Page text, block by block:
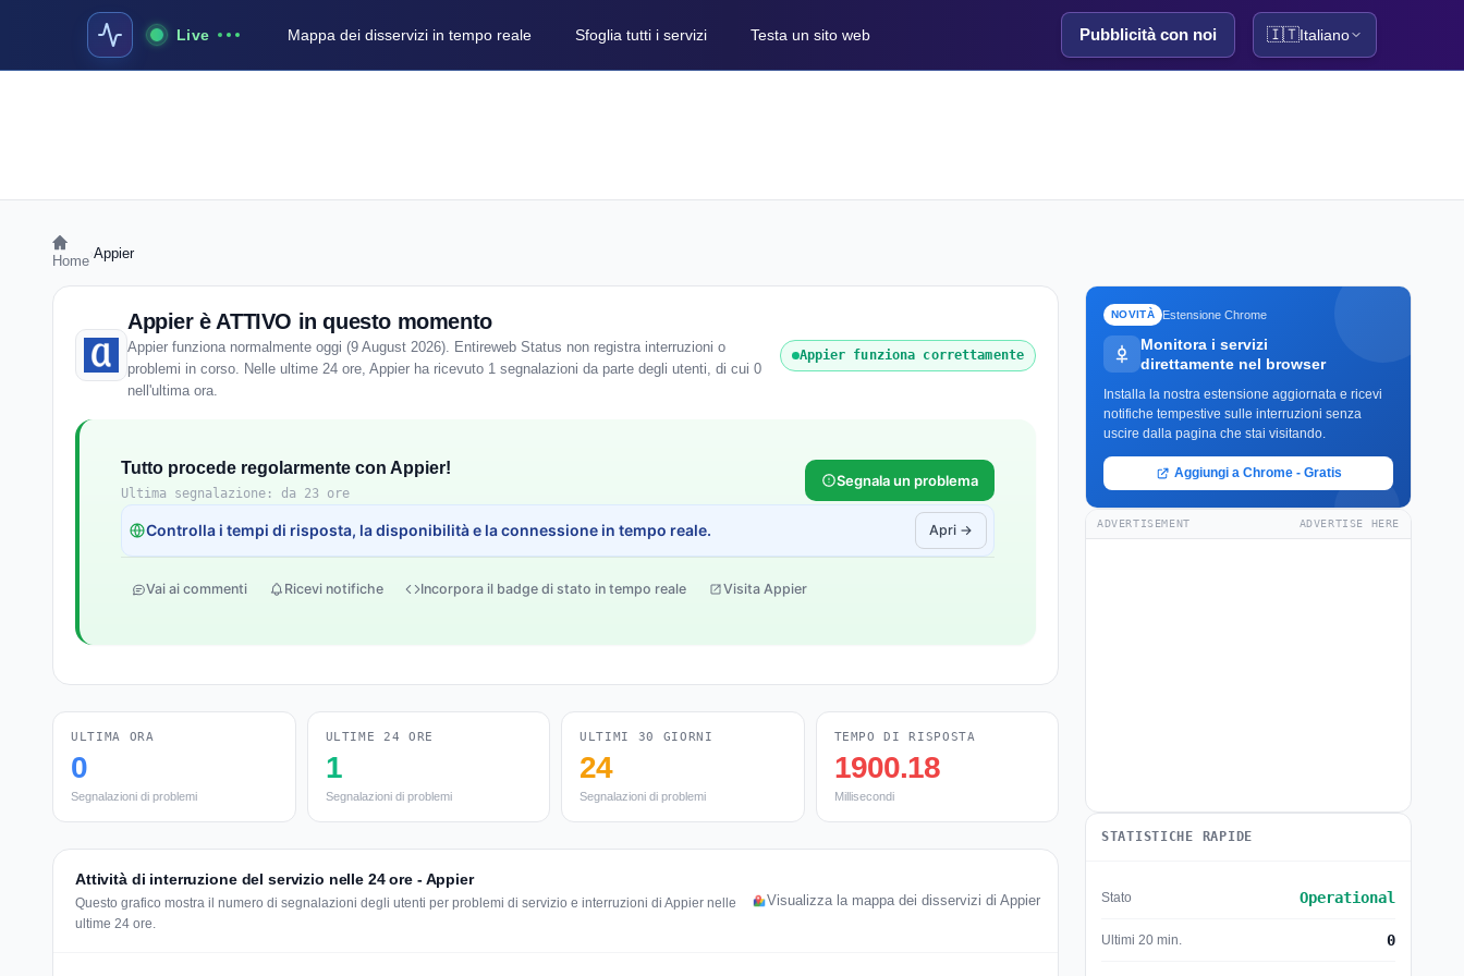
Live Mappa dei disservizi in tempo reale Sfoglia tutti i servizi Testa un sito web Pubblicità con noi 🇮🇹Italiano
Home Appier
Appier è ATTIVO in questo momento
Appier funziona normalmente oggi (9 August 2026). Entireweb Status non registra interruzioni o
problemi in corso. Nelle ultime 24 ore, Appier ha ricevuto 1 segnalazioni da parte degli utenti, di cui 0
nell'ultima ora.
Appier funziona correttamente
Tutto procede regolarmente con Appier!
Ultima segnalazione: da 23 ore
Segnala un problema
Controlla i tempi di risposta, la disponibilità e la connessione in tempo reale. Apri →
Vai ai commenti Ricevi notifiche Incorpora il badge di stato in tempo reale Visita Appier
ULTIMA ORA
0
Segnalazioni di problemi
ULTIME 24 ORE
1
Segnalazioni di problemi
ULTIMI 30 GIORNI
24
Segnalazioni di problemi
TEMPO DI RISPOSTA
1900.18
Millisecondi
Attività di interruzione del servizio nelle 24 ore - Appier
Questo grafico mostra il numero di segnalazioni degli utenti per problemi di servizio e interruzioni di Appier nelle
ultime 24 ore.
Visualizza la mappa dei disservizi di Appier
NOVITÀ Estensione Chrome
Monitora i servizi
direttamente nel browser
Installa la nostra estensione aggiornata e ricevi
notifiche tempestive sulle interruzioni senza
uscire dalla pagina che stai visitando.
Aggiungi a Chrome - Gratis
ADVERTISEMENT ADVERTISE HERE
STATISTICHE RAPIDE
Stato Operational
Ultimi 20 min. 0